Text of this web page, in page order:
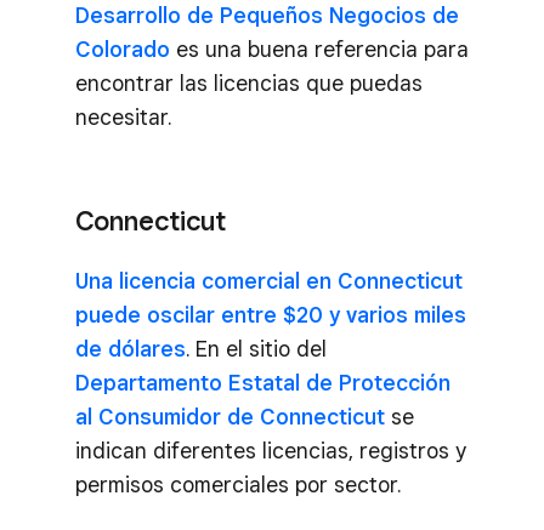
Desarrollo de Pequeños Negocios de
Colorado es una buena referencia para
encontrar las licencias que puedas
necesitar.
Connecticut
Una licencia comercial en Connecticut
puede oscilar entre $20 y varios miles
de dólares. En el sitio del
Departamento Estatal de Protección
al Consumidor de Connecticut se
indican diferentes licencias, registros y
permisos comerciales por sector.